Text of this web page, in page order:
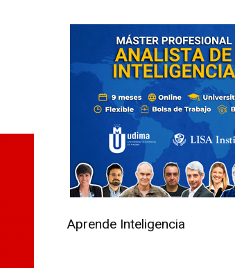
Aprende Inteligencia